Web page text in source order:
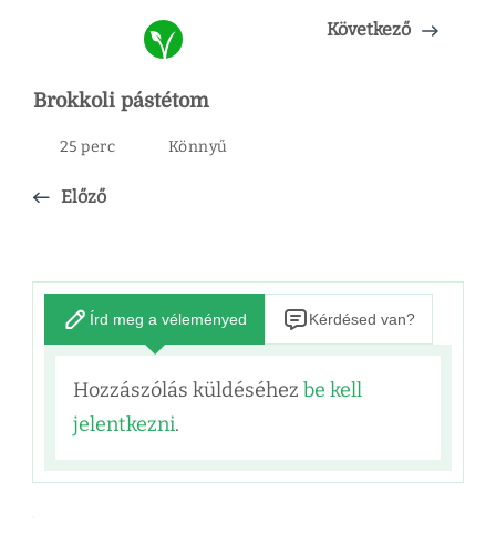
Brokkoli pástétom
25 perc Könnyű
Előző
Következő
Írd meg a véleményed Kérdésed van?
Hozzászólás küldéséhez be kell
jelentkezni.